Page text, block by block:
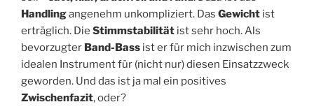
Handlingangenehm unkompliziert. Das Gewicht ist
erträglich. Die Stimmstabilität ist sehr hoch. Als
bevorzugter Band-Bass ist er für mich inzwischen zum
idealen Instrument für (nicht nur) diesen Einsatzzweck
geworden. Und das ist ja mal ein positives
Zwischenfazit, oder?